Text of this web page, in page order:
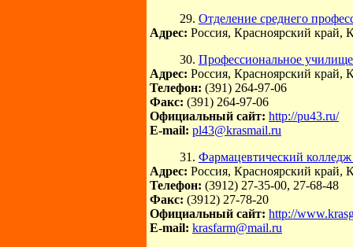
29. Отделение среднего
Адрес: Россия, Красноярский край,
30. Профессиональное
Адрес: Россия, Красноярский край,
Телефон: (391) 264-97-06
Факс: (391) 264-97-06
Официальный сайт: http://pu43.ru/
E-mail: pl43@krasmail.ru
31. Фармацевтический
Адрес: Россия, Красноярский край,
Телефон: (3912) 27-35-00, 27-68-48
Факс: (3912) 27-78-20
Официальный сайт: http://
E-mail: krasfarm@mail.ru